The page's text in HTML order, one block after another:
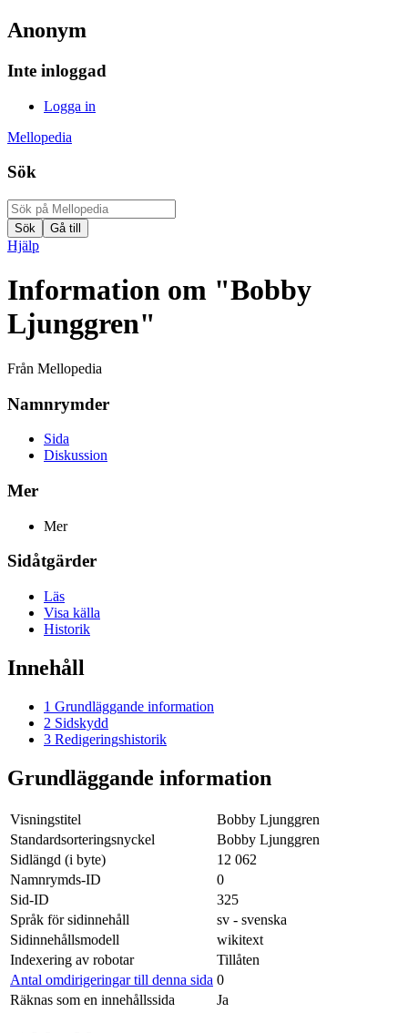
Anonym
Inte inloggad
Logga in
Mellopedia
Sök
Hjälp
Information om "Bobby
Ljunggren"
Från Mellopedia
Namnrymder
Sida
Diskussion
Mer
Mer
Sidåtgärder
Läs
Visa källa
Historik
Innehåll
1 Grundläggande information
2 Sidskydd
3 Redigeringshistorik
Grundläggande information
Visningstitel
Bobby Ljunggren
Standardsorteringsnyckel
Bobby Ljunggren
Sidlängd (i byte)
12 062
Namnrymds-ID
0
Sid-ID
325
Språk för sidinnehåll
sv - svenska
Sidinnehållsmodell
wikitext
Indexering av robotar
Tillåten
Antal omdirigeringar till denna sida 0
Räknas som en innehållssida
Ja